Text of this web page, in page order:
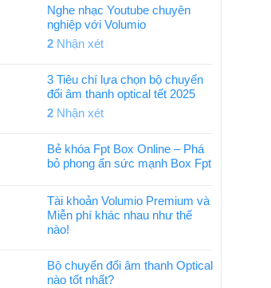
Nghe nhạc Youtube chuyên
nghiệp với Volumio
2 Nhận xét
3 Tiêu chí lựa chọn bộ chuyển
đổi âm thanh optical tết 2025
2 Nhận xét
Bẻ khóa Fpt Box Online – Phá
bỏ phong ấn sức mạnh Box Fpt
Tài khoản Volumio Premium và
Miễn phí khác nhau như thế
nào!
Bộ chuyển đổi âm thanh Optical
nào tốt nhất?